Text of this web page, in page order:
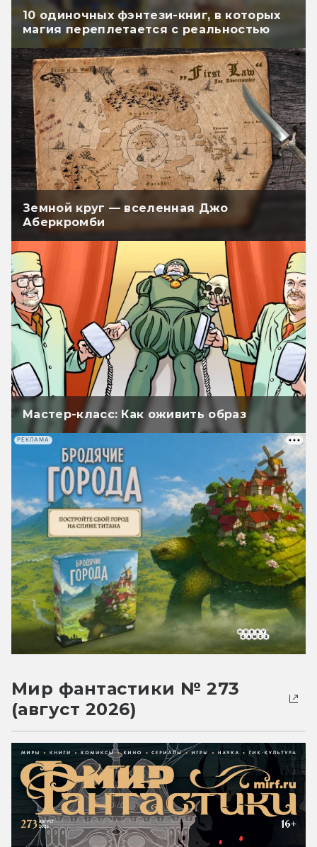
10 одиночных фэнтези-книг, в которых
магия переплетается с реальностью
Земной круг — вселенная Джо
Аберкромби
Мастер-класс: Как оживить образ
РЕКЛАМА
Мир фантастики № 273
(август 2026)